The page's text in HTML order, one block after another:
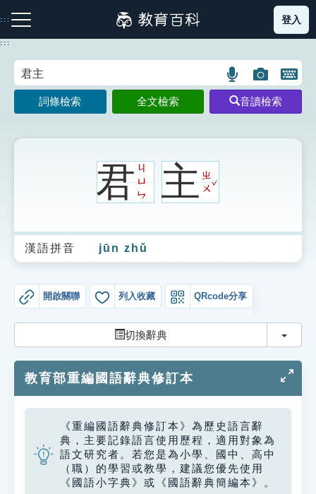
到
主
:::
注音索引圖示 筆畫索引圖示 部首索引表圖示
生字詞彙表
成語故事
索引選單
單字索引
生命大百科索引
遊戲專區
教學應用
登入
:::
語
言
搜
圖
片
搜
開
鍵
圖
詞條檢索 全文檢索 音讀檢索
君ㄐ
ㄩ
ㄣ
主ㄓ
ㄨ
ˇ
漢語拼音 jūn zhǔ
開啟關聯 列入收藏 QRcode分享
切換辭典 切換
教育部重編國語辭典修訂本
《重編國語辭典修訂本》為歷史語言辭
典，主要記錄語言使用歷程，適用對象為
語文研究者。若您是為小學、國中、高中
（職）的學習或教學，建議您優先使用
《國語小字典》或《國語辭典簡編本》。